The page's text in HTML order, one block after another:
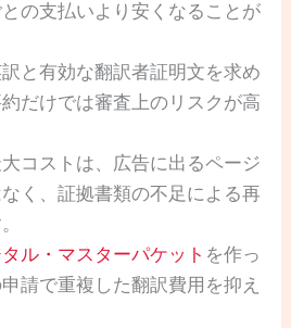
の支払いより安くなることが
と有効な翻訳者証明文を求め
だけでは審査上のリスクが高
コストは、広告に出るページ
く、証拠書類の不足による再
ル・マスターパケット を作っ
請で重複した翻訳費用を抑え